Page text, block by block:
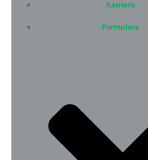
Karriere
Formulare